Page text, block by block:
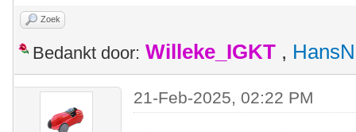
Zoek
Bedankt door: Willeke_IGKT ,
21-Feb-2025, 02:22 PM